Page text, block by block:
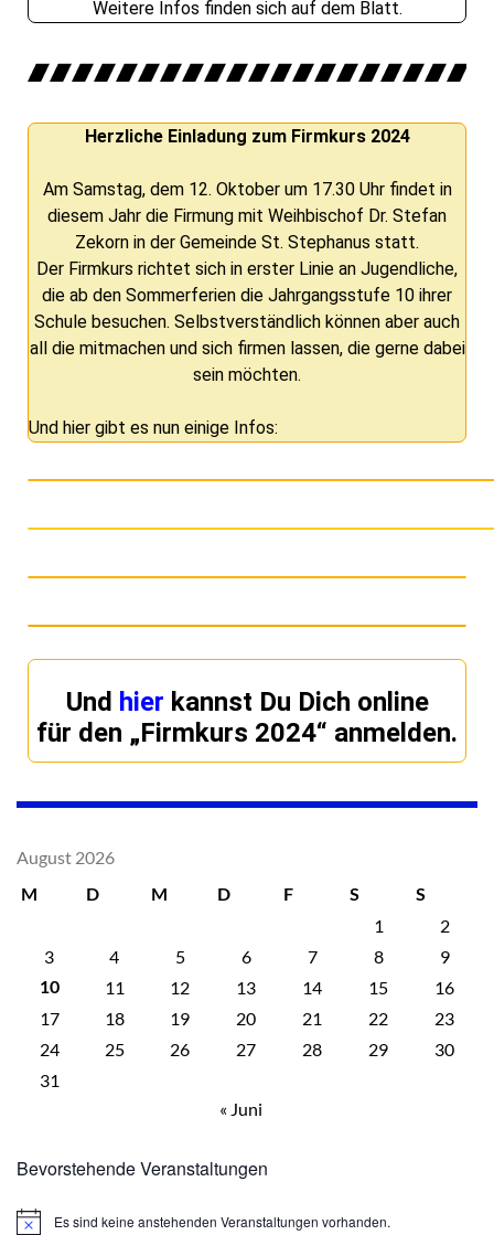
Weitere Infos finden sich auf dem Blatt.
Herzliche Einladung zum Firmkurs 2024
Am Samstag, dem 12. Oktober um 17.30 Uhr findet in
diesem Jahr die Firmung mit Weihbischof Dr. Stefan
Zekorn in der Gemeinde St. Stephanus statt.
Der Firmkurs richtet sich in erster Linie an Jugendliche,
die ab den Sommerferien die Jahrgangsstufe 10 ihrer
Schule besuchen. Selbstverständlich können aber auch
all die mitmachen und sich firmen lassen, die gerne dabei
sein möchten.
Und hier gibt es nun einige Infos:
Und hier kannst Du Dich online
für den „Firmkurs 2024“ anmelden.
August 2026
M D M D F S S
1
2
3
4 5 6 7 8 9
10 11 12 13 14 15
16
17
18 19 20 21 22
23
24
25 26 27 28 29
30
31
« Juni
Bevorstehende Veranstaltungen
HinweisEs sind keine anstehenden Veranstaltungen vorhanden.